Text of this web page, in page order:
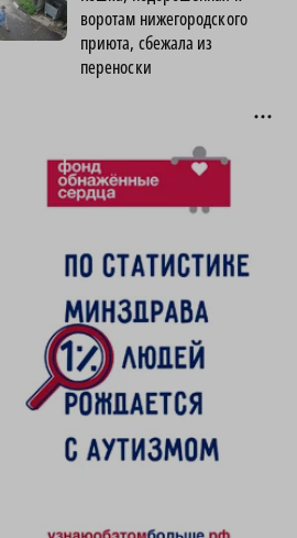
воротам нижегородского
приюта, сбежала из
переноски